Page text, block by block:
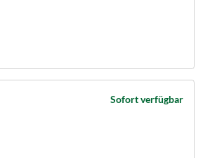
Sofort verfügbar